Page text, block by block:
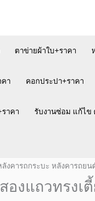
ตาข่ายผ้าใบ+ราคา
คา คอกประปา+ราคา
าคา รับงานซ่อม แก้ไข
งแถวทรงเ